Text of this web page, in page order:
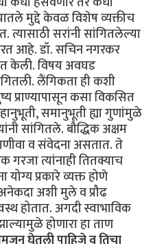
मुद्दे केवळ विशेष व्यक्तीच
त्यासाठी सरांनी सांगितलेल्या
आहे. डॉ. सचिन नगरकर
केली. विषय अवघड
लैंगिकता ही कशी
प्राण्यापासून कसा विकसित
समानुभूती ह्या गुणांमुळे
सांगितले. बौद्धिक अक्षम
व संवेदना असतात. ते
गरजा त्यांनाही तितक्याच
प्रकारे व्यक्त होणे
अशी मुले व प्रौढ
होतात. अगदी स्वाभाविक
होणारा हा ताण